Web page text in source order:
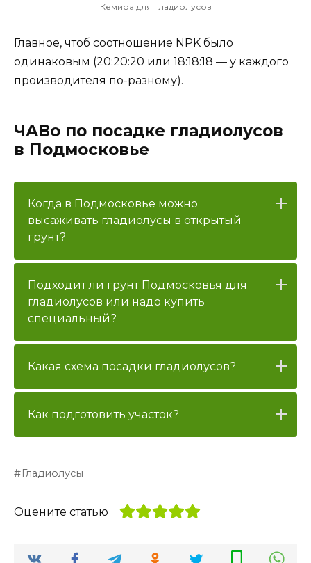
Кемира для гладиолусов
Главное, чтоб соотношение NPK было
одинаковым (20:20:20 или 18:18:18 — у каждого
производителя по-разному).
ЧАВо по посадке гладиолусов
в Подмосковье
Когда в Подмосковье можно
высаживать гладиолусы в открытый
грунт?
Подходит ли грунт Подмосковья для
гладиолусов или надо купить
специальный?
Какая схема посадки гладиолусов?
Как подготовить участок?
Гладиолусы
Оцените статью